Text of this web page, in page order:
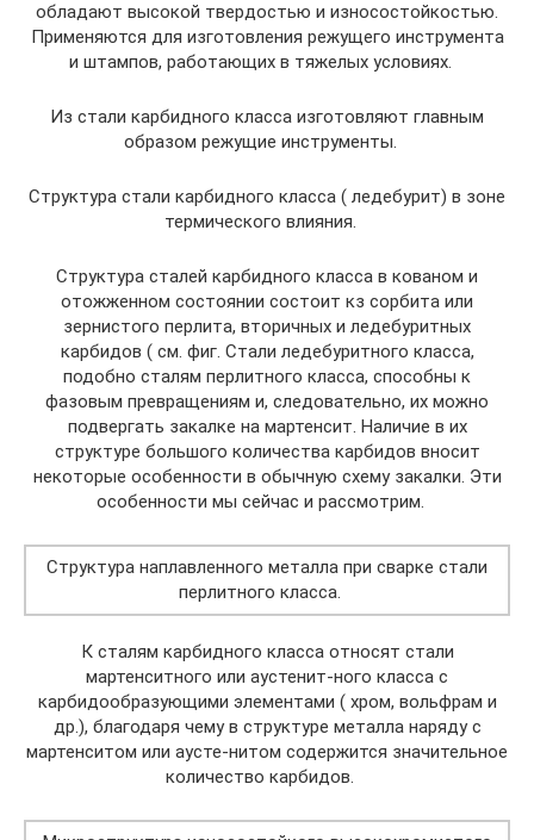
обладают высокой твердостью и износостойкостью.
Применяются для изготовления режущего инструмента
и штампов, работающих в тяжелых условиях.
Из стали карбидного класса изготовляют главным
образом режущие инструменты.
Структура стали карбидного класса ( ледебурит) в зоне
термического влияния.
Структура сталей карбидного класса в кованом и
отожженном состоянии состоит кз сорбита или
зернистого перлита, вторичных и ледебуритных
карбидов ( см. фиг. Стали ледебуритного класса,
подобно сталям перлитного класса, способны к
фазовым превращениям и, следовательно, их можно
подвергать закалке на мартенсит. Наличие в их
структуре большого количества карбидов вносит
некоторые особенности в обычную схему закалки. Эти
особенности мы сейчас и рассмотрим.
Структура наплавленного металла при сварке стали
перлитного класса.
К сталям карбидного класса относят стали
мартенситного или аустенит-ного класса с
карбидообразующими элементами ( хром, вольфрам и
др.), благодаря чему в структуре металла наряду с
мартенситом или аусте-нитом содержится значительное
количество карбидов.